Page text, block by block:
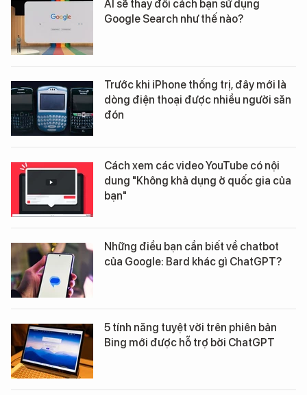
AI sẽ thay đổi cách bạn sử dụng
Google Search như thế nào?
Trước khi iPhone thống trị, đây mới là
dòng điện thoại được nhiều người săn
đón
Cách xem các video YouTube có nội
dung "Không khả dụng ở quốc gia của
bạn"
Những điều bạn cần biết về chatbot
của Google: Bard khác gì ChatGPT?
5 tính năng tuyệt vời trên phiên bản
Bing mới được hỗ trợ bởi ChatGPT